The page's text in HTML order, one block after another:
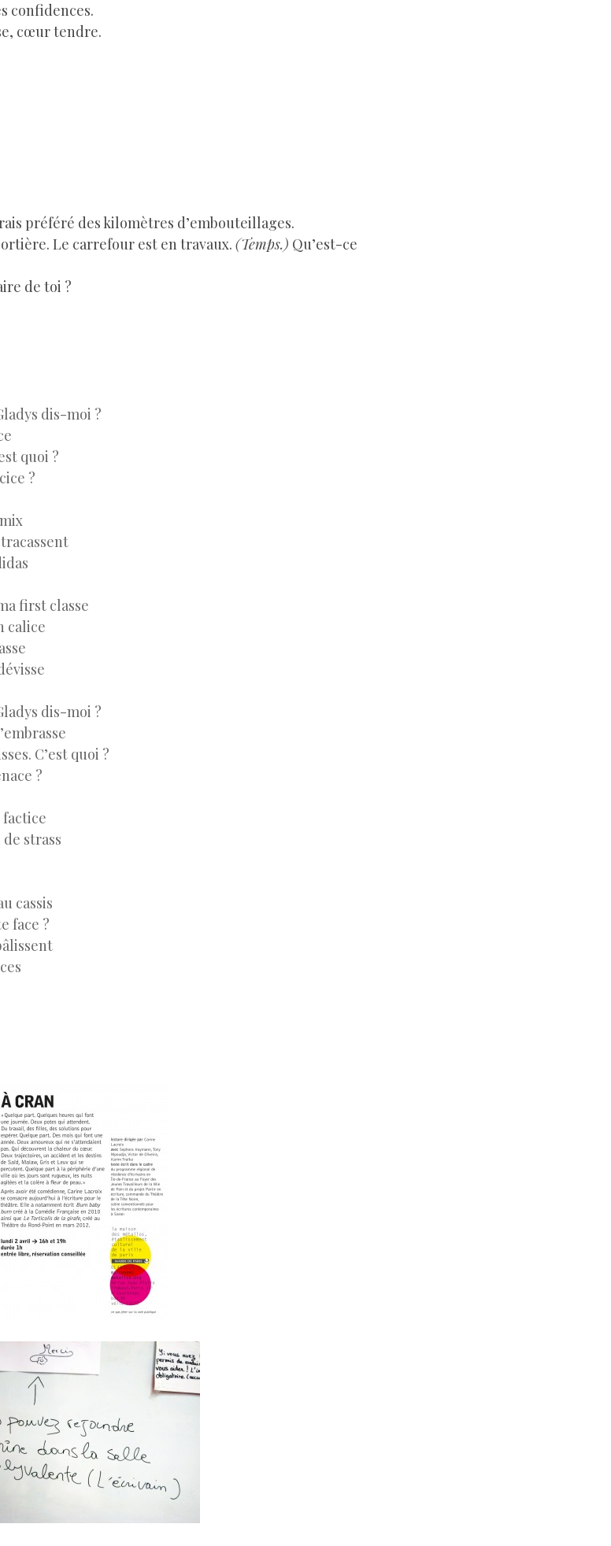
confidences.
cœur tendre.
préféré des kilomètres d’embouteillages.
Le carrefour est en travaux. (Temps.) Qu’est-ce
de toi ?
dis-moi ?
quoi ?
?
first classe
calice
dis-moi ?
C’est quoi ?
?
factice
de strass
cassis
face ?